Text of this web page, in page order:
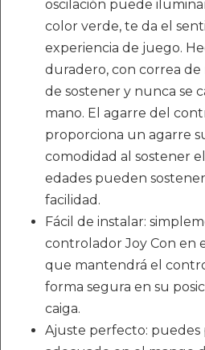
oscilación puede
color verde, te da el
experiencia de juego.
duradero, con correa de
de sostener y nunca se
mano. El agarre del
proporciona un agarre
comodidad al sostener
edades pueden
facilidad.
Fácil de instalar:
controlador Joy Con en
que mantendrá el
forma segura en su
caiga.
Ajuste perfecto: